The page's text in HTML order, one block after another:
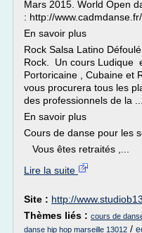
Mars 2015. World Open
: http://
En savoir plus
Rock Salsa Latino
Rock. Un cours Ludique
Portoricaine , Cubaine et
vous procurera tous les
des professionnels de la ...
En savoir plus
Cours de danse pour les
Vous êtes retraités ,...
Lire la suite
Site : http://
Thèmes liés : cours de
danse hip hop marseille 13012 /